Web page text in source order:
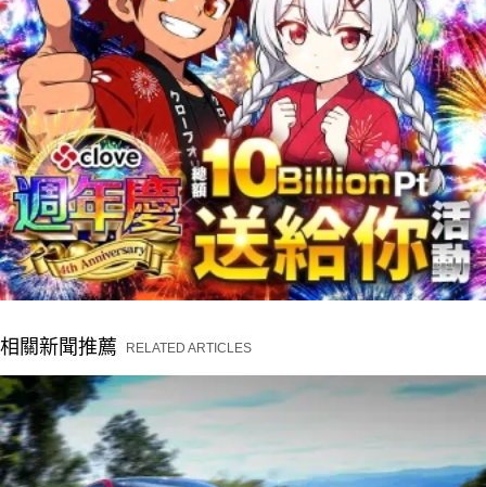
相關新聞推薦 RELATED ARTICLES